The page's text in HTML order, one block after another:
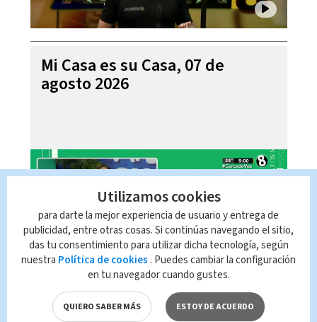
Mi Casa es su Casa, 07 de
agosto 2026
Telediario En Directo con Paula
Brenes, 07 de agosto 2026
Utilizamos cookies
para darte la mejor experiencia de usuario y entrega de
publicidad, entre otras cosas. Si continúas navegando el sitio,
das tu consentimiento para utilizar dicha tecnología, según
nuestra Política de cookies . Puedes cambiar la configuración
en tu navegador cuando gustes.
QUIERO SABER MÁS ESTOY DE ACUERDO